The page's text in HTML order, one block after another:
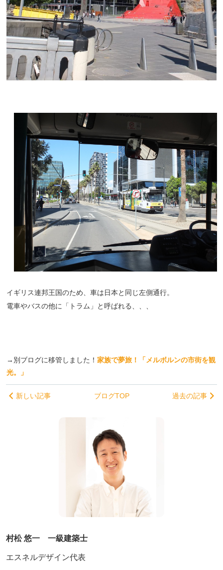
イギリス連邦王国のため、車は日本と同じ左側通行。
電車やバスの他に「トラム」と呼ばれる、、、
→別ブログに移管しました！ 家族で夢旅！「 メルボルンの市街を観
光。
」
新しい記事 ブログTOP 過去の記事
村松 悠一 一級建築士
エスネルデザイン代表